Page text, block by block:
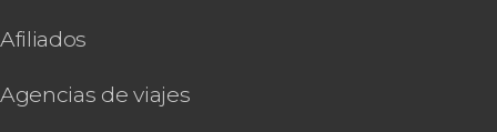
Afiliados
Agencias de viajes